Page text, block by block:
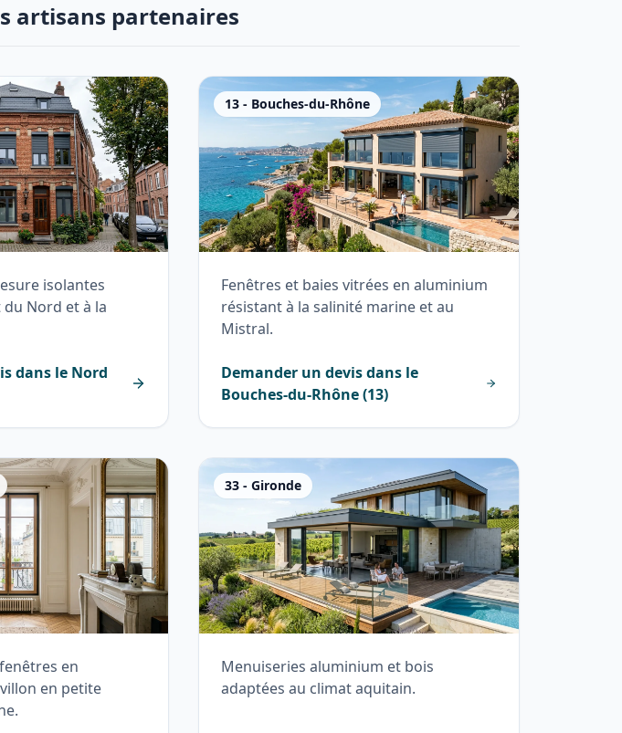
artisans partenaires
isolantes
Nord et à la
dans le Nord
13 - Bouches-du-Rhône
Fenêtres et baies vitrées en aluminium
résistant à la salinité marine et au
Mistral.
Demander un devis dans le
Bouches-du-Rhône(13)
en
en petite
33 - Gironde
Menuiseries aluminium et bois
adaptées au climat aquitain.